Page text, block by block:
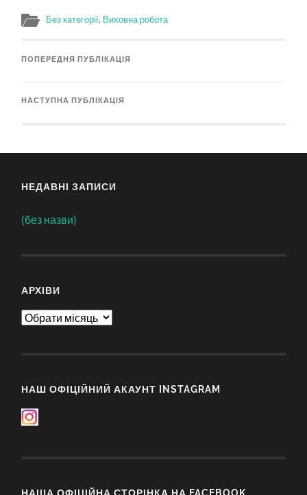
Без категорії, Виховна робота
ПОПЕРЕДНЯ ПУБЛІКАЦІЯ
НАСТУПНА ПУБЛІКАЦІЯ
НЕДАВНІ ЗАПИСИ
(без назви)
АРХІВИ
Архіви
НАШ ОФІЦІЙНИЙ АКАУНТ INSTAGRAM